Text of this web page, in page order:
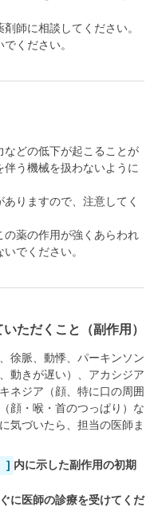
師に相談してください。
ください。
どの低下が起こることが
う機械を扱わないように
りますので、注意してく
の薬の作用が強くあらわれ
でください。
ただくこと（副作用）
徐脈、動悸、パーキンソン
動きが遅い）、アカシジア
ネジア（顔、特に口の周囲
顔・喉・首のつっぱり）な
気づいたら、担当の医師ま
] 内に示した副作用の初期
に医師の診療を受けてくだ